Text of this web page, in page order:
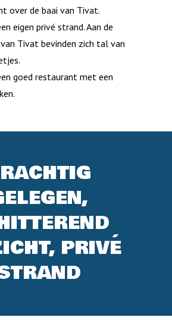
over de baai van Tivat.
eigen privé strand. Aan de
Tivat bevinden zich tal van
goed restaurant met een
PRIVÉ